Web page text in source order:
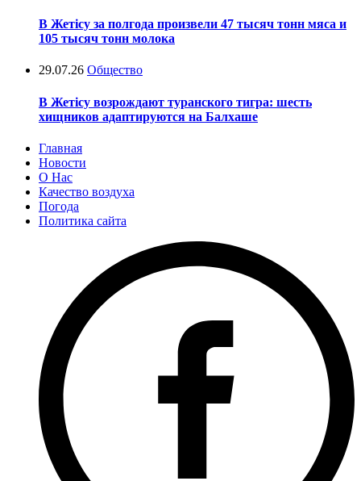
В Жетісу за полгода произвели 47 тысяч тонн мяса и
105 тысяч тонн молока
29.07.26 Общество
В Жетісу возрождают туранского тигра: шесть
хищников адаптируются на Балхаше
Главная
Новости
О Нас
Качество воздуха
Погода
Политика сайта